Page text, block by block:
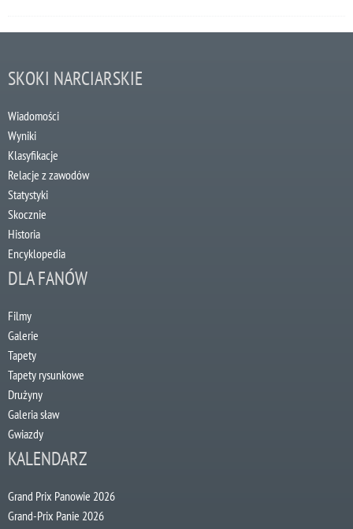
SKOKI NARCIARSKIE
Wiadomości
Wyniki
Klasyfikacje
Relacje z zawodów
Statystyki
Skocznie
Historia
Encyklopedia
DLA FANÓW
Filmy
Galerie
Tapety
Tapety rysunkowe
Drużyny
Galeria sław
Gwiazdy
KALENDARZ
Grand Prix Panowie 2026
Grand-Prix Panie 2026